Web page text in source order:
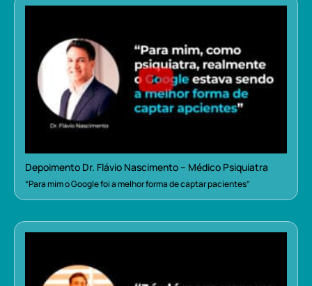
Depoimento Dr. Flávio Nascimento – Médico Psiquiatra
“Para mim o Google foi a melhor forma de captar pacientes”